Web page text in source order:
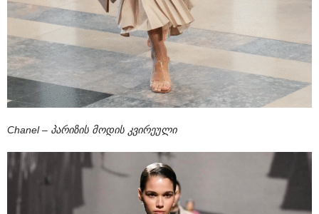
Chanel – პარიზის მოდის კვირეული